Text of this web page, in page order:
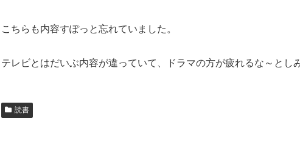
こちらも内容すぽっと忘れていました。
テレビとはだいぶ内容が違っていて、ドラマの方が疲れるな～とし
読書